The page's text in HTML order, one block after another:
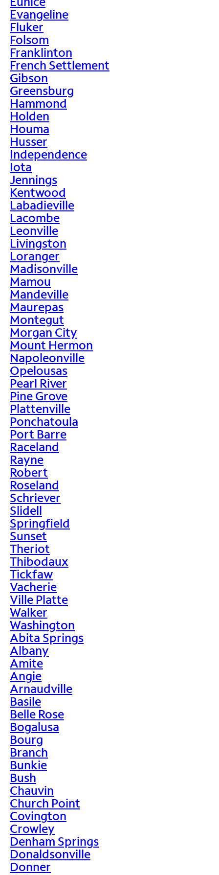
Evangeline
Fluker
Folsom
Franklinton
French Settlement
Gibson
Greensburg
Hammond
Holden
Houma
Husser
Independence
Iota
Jennings
Kentwood
Labadieville
Lacombe
Leonville
Livingston
Loranger
Madisonville
Mamou
Mandeville
Maurepas
Montegut
Morgan City
Mount Hermon
Napoleonville
Opelousas
Pearl River
Pine Grove
Plattenville
Ponchatoula
Port Barre
Raceland
Rayne
Robert
Roseland
Schriever
Slidell
Springfield
Sunset
Theriot
Thibodaux
Tickfaw
Vacherie
Ville Platte
Walker
Washington
Abita Springs
Albany
Amite
Angie
Arnaudville
Basile
Belle Rose
Bogalusa
Bourg
Branch
Bunkie
Bush
Chauvin
Church Point
Covington
Crowley
Denham Springs
Donaldsonville
Donner